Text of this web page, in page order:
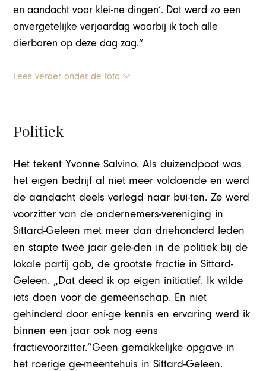
en aandacht voor klei-ne dingen’. Dat werd zo een
onvergetelijke verjaardag waarbij ik toch alle
dierbaren op deze dag zag.”
Lees verder onder de foto
Politiek
Het tekent Yvonne Salvino. Als duizendpoot was
het eigen bedrijf al niet meer voldoende en werd
de aandacht deels verlegd naar bui-ten. Ze werd
voorzitter van de ondernemers-vereniging in
Sittard-Geleen met meer dan driehonderd leden
en stapte twee jaar gele-den in de politiek bij de
lokale partij gob, de grootste fractie in Sittard-
Geleen. „Dat deed ik op eigen initiatief. Ik wilde
iets doen voor de gemeenschap. En niet
gehinderd door eni-ge kennis en ervaring werd ik
binnen een jaar ook nog eens
fractievoorzitter.”Geen gemakkelijke opgave in
het roerige ge-meentehuis in Sittard-Geleen.